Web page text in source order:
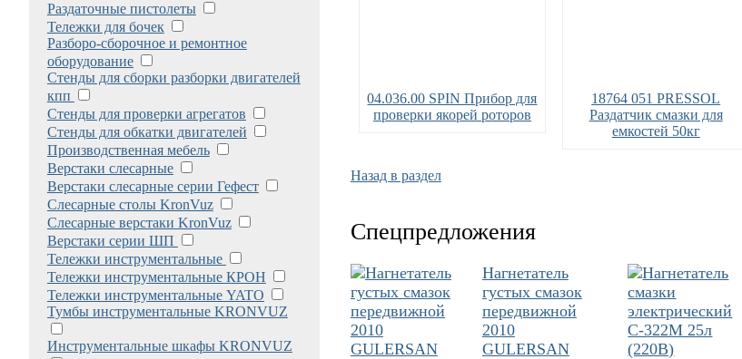
Раздаточные пистолеты
Тележки для бочек
Разборо-сборочное и ремонтное
оборудование
Стенды для сборки разборки двигателей
кпп
Стенды для проверки агрегатов
Стенды для обкатки двигателей
Производственная мебель
Верстаки слесарные
Верстаки слесарные серии Гефест
Слесарные столы KronVuz
Слесарные верстаки KronVuz
Верстаки серии ШП
Тележки инструментальные
Тележки инструментальные КРОН
Тележки инструментальные YATO
Тумбы инструментальные KRONVUZ
Инструментальные шкафы KRONVUZ
04.036.00 SPIN Прибор для
проверки якорей роторов
18764 051 PRESSOL
Раздатчик смазки для
емкостей 50кг
Назад в раздел
Спецпредложения
Нагнетатель
густых смазок
передвижной
2010
GULERSAN